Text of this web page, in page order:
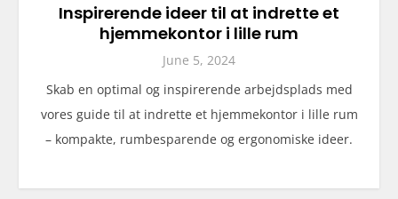
Inspirerende ideer til at indrette et
hjemmekontor i lille rum
June 5, 2024
Skab en optimal og inspirerende arbejdsplads med
vores guide til at indrette et hjemmekontor i lille rum
– kompakte, rumbesparende og ergonomiske ideer.